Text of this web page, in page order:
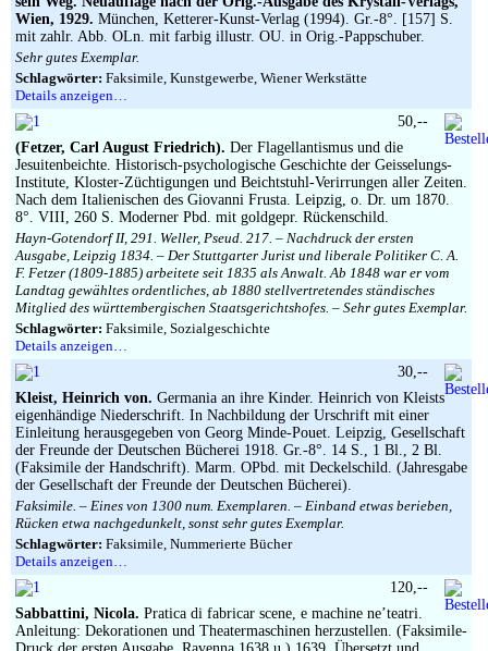
Wien, 1929. München, Ketterer-Kunst-Verlag (1994). Gr.-8°. [157] S.
mit zahlr. Abb. OLn. mit farbig illustr. OU. in Orig.-Pappschuber.
Sehr gutes Exemplar.
Schlagwörter: Faksimile, Kunstgewerbe, Wiener Werkstätte
Details anzeigen…
(Fetzer, Carl August Friedrich). Der Flagellantismus und die
Jesuitenbeichte. Historisch-psychologische Geschichte der Geisselungs-
Institute, Kloster-Züchtigungen und Beichtstuhl-Verirrungen aller Zeiten.
Nach dem Italienischen des Giovanni Frusta. Leipzig, o. Dr. um 1870.
8°. VIII, 260 S. Moderner Pbd. mit goldgepr. Rückenschild.
Hayn-Gotendorf II, 291. Weller, Pseud. 217. – Nachdruck der ersten
Ausgabe, Leipzig 1834. – Der Stuttgarter Jurist und liberale Politiker C. A.
F. Fetzer (1809-1885) arbeitete seit 1835 als Anwalt. Ab 1848 war er vom
Landtag gewähltes ordentliches, ab 1880 stellvertretendes ständisches
Mitglied des württembergischen Staatsgerichtshofes. – Sehr gutes Exemplar.
Schlagwörter: Faksimile, Sozialgeschichte
Details anzeigen…
50,--
Kleist, Heinrich von. Germania an ihre Kinder. Heinrich von Kleists
eigenhändige Niederschrift. In Nachbildung der Urschrift mit einer
Einleitung herausgegeben von Georg Minde-Pouet. Leipzig, Gesellschaft
der Freunde der Deutschen Bücherei 1918. Gr.-8°. 14 S., 1 Bl., 2 Bl.
(Faksimile der Handschrift). Marm. OPbd. mit Deckelschild. (Jahresgabe
der Gesellschaft der Freunde der Deutschen Bücherei).
Faksimile. – Eines von 1300 num. Exemplaren. – Einband etwas berieben,
Rücken etwa nachgedunkelt, sonst sehr gutes Exemplar.
Schlagwörter: Faksimile, Nummerierte Bücher
Details anzeigen…
30,--
Sabbattini, Nicola. Pratica di fabricar scene, e machine ne’teatri.
Anleitung: Dekorationen und Theatermaschinen herzustellen. (Faksimile-
120,--